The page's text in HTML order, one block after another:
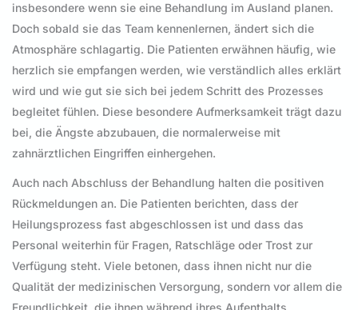
insbesondere wenn sie eine Behandlung im Ausland planen.
Doch sobald sie das Team kennenlernen, ändert sich die
Atmosphäre schlagartig. Die Patienten erwähnen häufig, wie
herzlich sie empfangen werden, wie verständlich alles erklärt
wird und wie gut sie sich bei jedem Schritt des Prozesses
begleitet fühlen. Diese besondere Aufmerksamkeit trägt dazu
bei, die Ängste abzubauen, die normalerweise mit
zahnärztlichen Eingriffen einhergehen.
Auch nach Abschluss der Behandlung halten die positiven
Rückmeldungen an. Die Patienten berichten, dass der
Heilungsprozess fast abgeschlossen ist und dass das
Personal weiterhin für Fragen, Ratschläge oder Trost zur
Verfügung steht. Viele betonen, dass ihnen nicht nur die
Qualität der medizinischen Versorgung, sondern vor allem die
Freundlichkeit, die ihnen während ihres Aufenthalts